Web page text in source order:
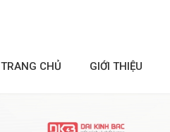
TRANG CHỦ GIỚI THIỆU